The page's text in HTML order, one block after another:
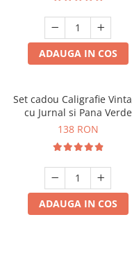
ADAUGA IN COS
Set cadou Caligrafie
cu Jurnal si Pana Verde
138 RON
ADAUGA IN COS